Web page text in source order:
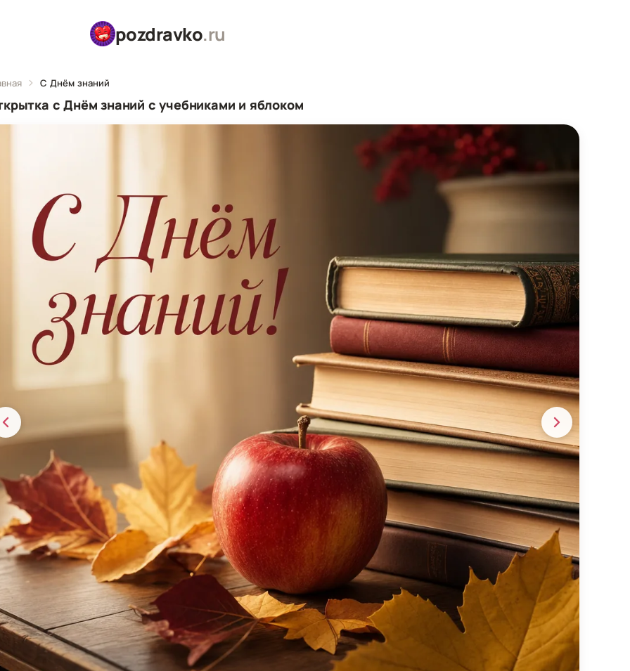
pozdravko.ru
С Днём знаний
с Днём знаний с учебниками и яблоком